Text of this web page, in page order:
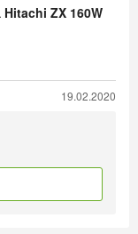
Hitachi ZX 160W
19.02.2020